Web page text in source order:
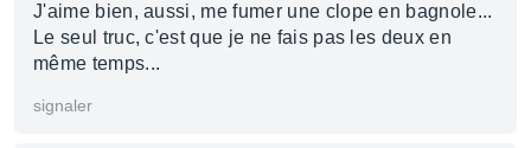
J'aime bien, aussi, me fumer une clope en bagnole...
Le seul truc, c'est que je ne fais pas les deux en
même temps...
signaler